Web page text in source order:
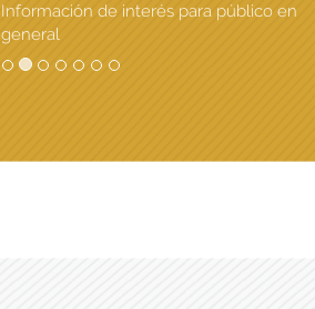
Información de interés para público en
general